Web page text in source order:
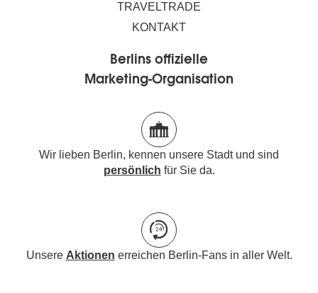
TRAVELTRADE
KONTAKT
Berlins offizielle
Marketing-Organisation
Wir lieben Berlin, kennen unsere Stadt und sind
persönlich für Sie da.
Unsere Aktionen erreichen Berlin-Fans in aller Welt.